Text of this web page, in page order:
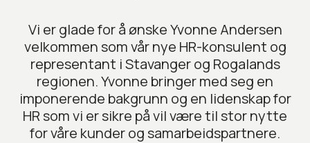
Vi er glade for å ønske Yvonne Andersen
velkommen som vår nye HR-konsulent og
representant i Stavanger og Rogalands
regionen. Yvonne bringer med seg en
imponerende bakgrunn og en lidenskap for
HR som vi er sikre på vil være til stor nytte
for våre kunder og samarbeidspartnere.